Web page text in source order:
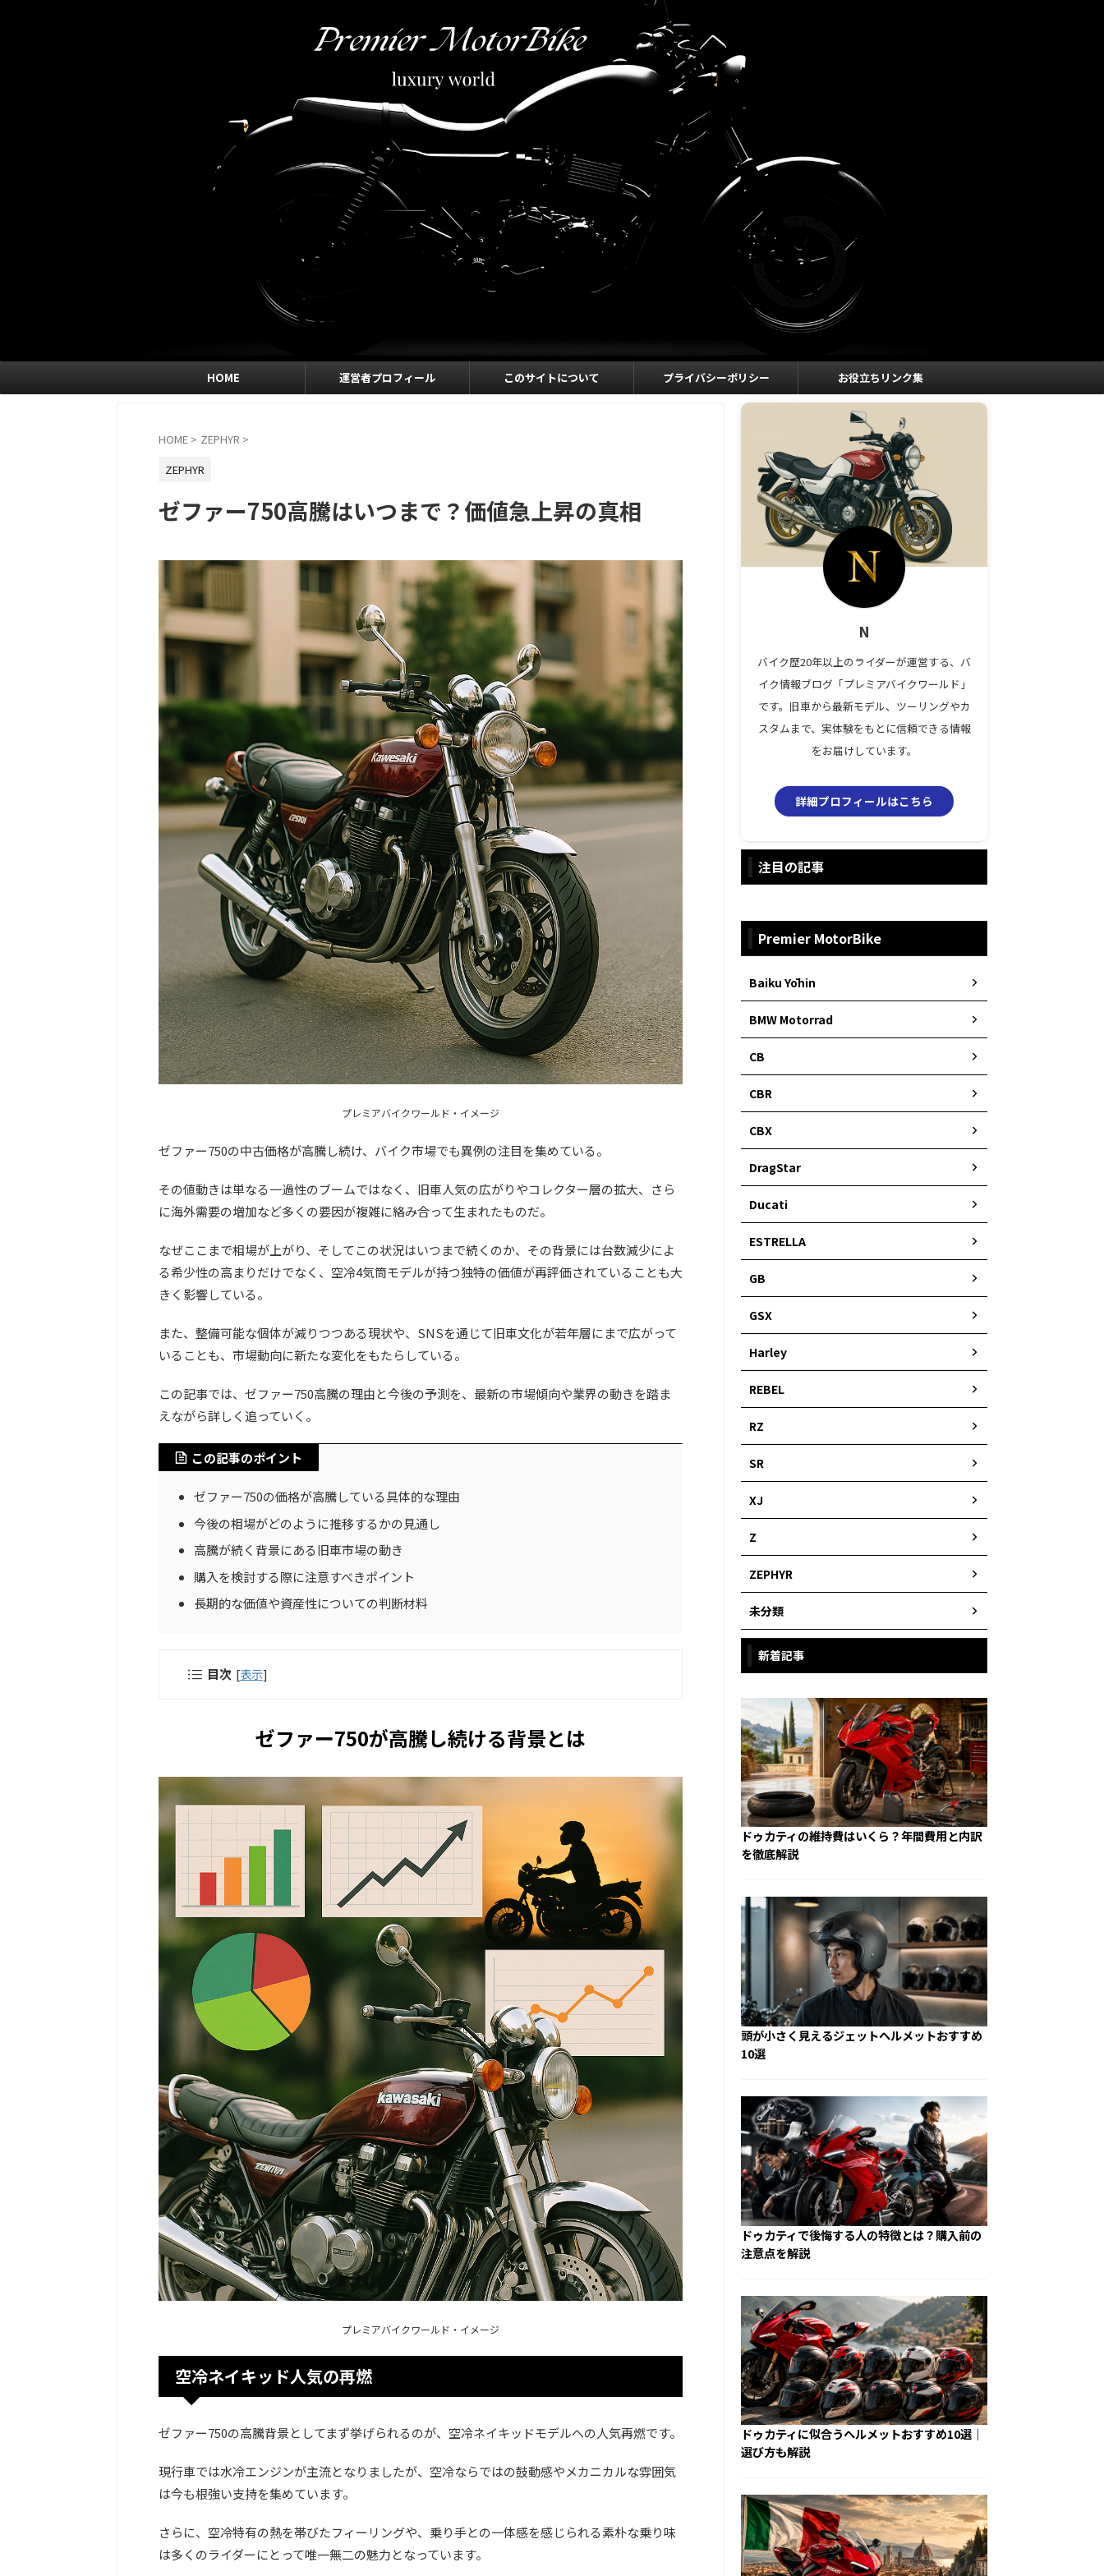
HOME 運営者プロフィール このサイトについて プライバシーポリシー お役立ちリンク集
HOME > ZEPHYR >
ZEPHYR
ゼファー750高騰はいつまで？価値急上昇の真相
プレミアバイクワールド・イメージ
ゼファー750の中古価格が高騰し続け、バイク市場でも異例の注目を集めている。
その値動きは単なる一過性のブームではなく、旧車人気の広がりやコレクター層の拡大、さら
に海外需要の増加など多くの要因が複雑に絡み合って生まれたものだ。
なぜここまで相場が上がり、そしてこの状況はいつまで続くのか、その背景には台数減少によ
る希少性の高まりだけでなく、空冷4気筒モデルが持つ独特の価値が再評価されていることも大
きく影響している。
また、整備可能な個体が減りつつある現状や、SNSを通じて旧車文化が若年層にまで広がって
いることも、市場動向に新たな変化をもたらしている。
この記事では、ゼファー750高騰の理由と今後の予測を、最新の市場傾向や業界の動きを踏ま
えながら詳しく追っていく。
この記事のポイント
ゼファー750の価格が高騰している具体的な理由
今後の相場がどのように推移するかの見通し
高騰が続く背景にある旧車市場の動き
購入を検討する際に注意すべきポイント
長期的な価値や資産性についての判断材料
目次 [表示]
ゼファー750が高騰し続ける背景とは
プレミアバイクワールド・イメージ
空冷ネイキッド人気の再燃
ゼファー750の高騰背景としてまず挙げられるのが、空冷ネイキッドモデルへの人気再燃です。
現行車では水冷エンジンが主流となりましたが、空冷ならではの鼓動感やメカニカルな雰囲気
は今も根強い支持を集めています。
さらに、空冷特有の熱を帯びたフィーリングや、乗り手との一体感を感じられる素朴な乗り味
は多くのライダーにとって唯一無二の魅力となっています。
N
バイク歴20年以上のライダーが運営する、バ
イク情報ブログ「プレミアバイクワールド」
です。旧車から最新モデル、ツーリングやカ
スタムまで、実体験をもとに信頼できる情報
をお届けしています。
詳細プロフィールはこちら
注目の記事
Premier MotorBike
Baiku Yōhin
BMW Motorrad
CB
CBR
CBX
DragStar
Ducati
ESTRELLA
GB
GSX
Harley
REBEL
RZ
SR
XJ
Z
ZEPHYR
未分類
新着記事
ドゥカティの維持費はいくら？年間費用と内訳
を徹底解説
頭が小さく見えるジェットヘルメットおすすめ
10選
ドゥカティで後悔する人の特徴とは？購入前の
注意点を解説
ドゥカティに似合うヘルメットおすすめ10選｜
選び方も解説